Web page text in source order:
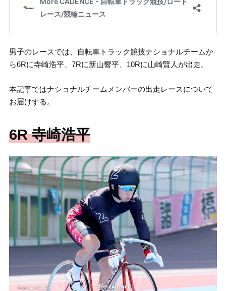
男子のレースでは、自転車トラック競技ナショナルチームか
ら6Rに寺崎浩平、7Rに新山響平、10Rに山崎賢人が出走。
本記事ではナショナルチームメンバーの出走レースについて
お届けする。
6R 寺崎浩平